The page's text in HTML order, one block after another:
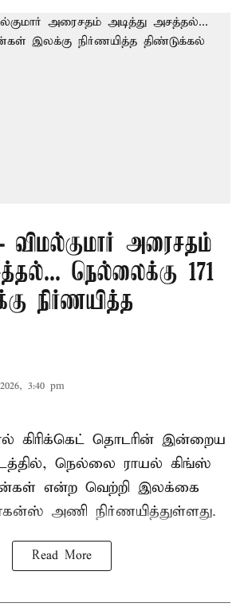
விமல்குமார் அரைசதம்
நெல்லைக்கு 171
நிர்ணயித்த
3:40 pm
கிரிக்கெட் தொடரின் இன்றைய
நெல்லை ராயல் கிங்ஸ்
என்ற வெற்றி இலக்கை
அணி நிர்ணயித்துள்ளது.
Read More